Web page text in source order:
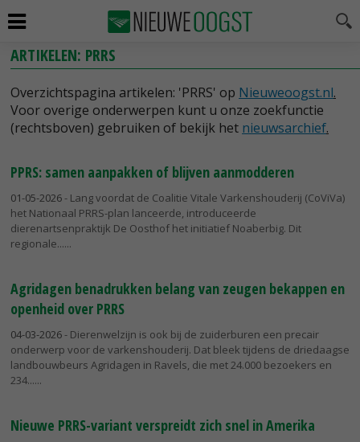
ARTIKELEN: PRRS
Overzichtspagina artikelen: 'PRRS' op Nieuweoogst.nl.
Voor overige onderwerpen kunt u onze zoekfunctie
(rechtsboven) gebruiken of bekijk het nieuwsarchief.
PPRS: samen aanpakken of blijven aanmodderen
01-05-2026- Lang voordat de Coalitie Vitale Varkenshouderij (CoViVa)
het Nationaal PRRS-plan lanceerde, introduceerde
dierenartsenpraktijk De Oosthof het initiatief Noaberbig. Dit
regionale...
Agridagen benadrukken belang van zeugen bekappen en
openheid over PRRS
04-03-2026- Dierenwelzijn is ook bij de zuiderburen een precair
onderwerp voor de varkenshouderij. Dat bleek tijdens de driedaagse
landbouwbeurs Agridagen in Ravels, die met 24.000 bezoekers en
234...
Nieuwe PRRS-variant verspreidt zich snel in Amerika